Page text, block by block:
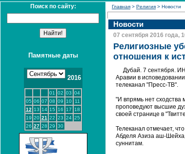
Поиск по сайту:
Памятные даты
2016
01 02 03 04
05 06 07 08 09 10
11
12 13 14 15 16 17
18
19 20 21 22 23 24 25
26 27 28 29 30
Главная > Религия > Новости
Новости
07 сентября 2016 года,
Религиозные
отношения к
Дубай. 7 сентября.
Аравии в
телеканал "Пресс-ТВ".
"И впрямь нет
проповедуют высшие
своей странице в
Телеканал отмечает,
Абделя Азиза аш-
суннитам.